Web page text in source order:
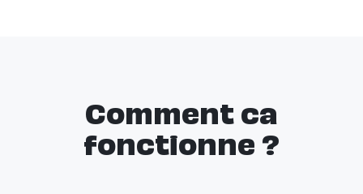
Comment ca
fonctionne ?